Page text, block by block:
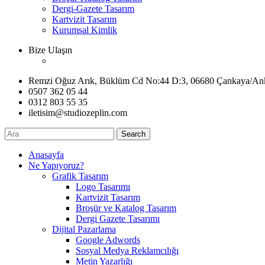
Dergi-Gazete Tasarım
Kartvizit Tasarım
Kurumsal Kimlik
Bize Ulaşın
Remzi Oğuz Arık, Büklüm Cd No:44 D:3, 06680 Çankaya/
0507 362 05 44
0312 803 55 35
iletisim@studiozeplin.com
Search
Anasayfa
Ne Yapıyoruz?
Grafik Tasarım
Logo Tasarımı
Kartvizit Tasarım
Broşür ve Katalog Tasarım
Dergi Gazete Tasarımı
Dijital Pazarlama
Google Adwords
Sosyal Medya Reklamcılığı
Metin Yazarlığı